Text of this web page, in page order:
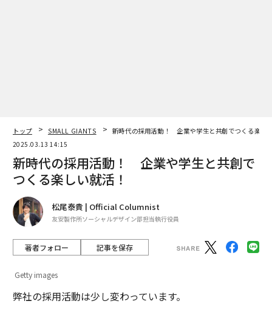
トップ SMALL GIANTS
新時代の採用活動！ 企業や学生と共創でつくる楽し
2025.03.13 14:15
新時代の採用活動！ 企業や学生と共創で
つくる楽しい就活！
松尾泰貴 | Official Columnist
友安製作所ソーシャルデザイン部担当執行役員
著者フォロー 記事を保存
Getty images
弊社の採用活動は少し変わっています。